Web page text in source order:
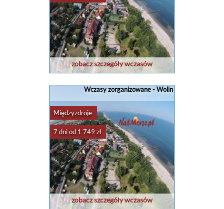
zobacz szczegóły wczasów
Wczasy zorganizowane - Wolin
Międzyzdroje
7 dni od 1 749 zł
zobacz szczegóły wczasów